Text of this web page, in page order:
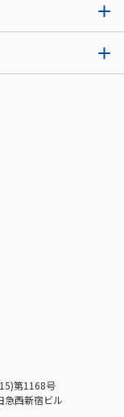
第1168号
急西新宿ビル